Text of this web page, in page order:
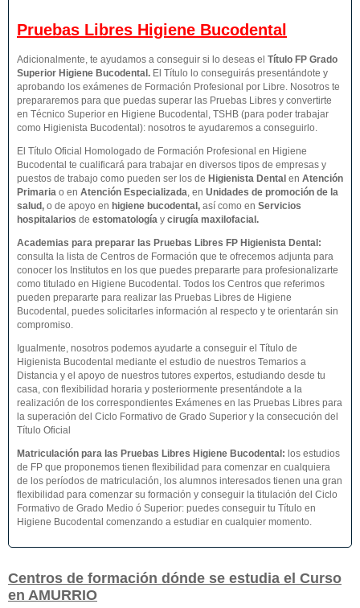
Pruebas Libres Higiene Bucodental
Adicionalmente, te ayudamos a conseguir si lo deseas el Título FP Grado
Superior Higiene Bucodental . El Título lo conseguirás presentándote y
aprobando los exámenes de Formación Profesional por Libre. Nosotros te
prepararemos para que puedas superar las Pruebas Libres y convertirte
en Técnico Superior en Higiene Bucodental, TSHB (para poder trabajar
como Higienista Bucodental): nosotros te ayudaremos a conseguirlo.
El Título Oficial Homologado de Formación Profesional en Higiene
Bucodental te cualificará para trabajar en diversos tipos de empresas y
puestos de trabajo como pueden ser los de Higienista Dental en Atención
Primaria o en Atención Especializada, en Unidades de promoción de la
salud, o de apoyo en higiene bucodental, así como en Servicios
hospitalarios de estomatología y cirugía maxilofacial.
Academias para preparar las Pruebas Libres FP Higienista Dental:
consulta la lista de Centros de Formación que te ofrecemos adjunta para
conocer los Institutos en los que puedes prepararte para profesionalizarte
como titulado en Higiene Bucodental. Todos los Centros que referimos
pueden prepararte para realizar las Pruebas Libres de Higiene
Bucodental, puedes solicitarles información al respecto y te orientarán sin
compromiso.
Igualmente, nosotros podemos ayudarte a conseguir el Título de
Higienista Bucodental mediante el estudio de nuestros Temarios a
Distancia y el apoyo de nuestros tutores expertos, estudiando desde tu
casa, con flexibilidad horaria y posteriormente presentándote a la
realización de los correspondientes Exámenes en las Pruebas Libres para
la superación del Ciclo Formativo de Grado Superior y la consecución del
Título Oficial
Matriculación para las Pruebas Libres Higiene Bucodental : los estudios
de FP que proponemos tienen flexibilidad para comenzar en cualquiera
de los períodos de matriculación, los alumnos interesados tienen una gran
flexibilidad para comenzar su formación y conseguir la titulación del Ciclo
Formativo de Grado Medio ó Superior: puedes conseguir tu Título en
Higiene Bucodental comenzando a estudiar en cualquier momento.
Centros de formación dónde se estudia el Curso
en AMURRIO